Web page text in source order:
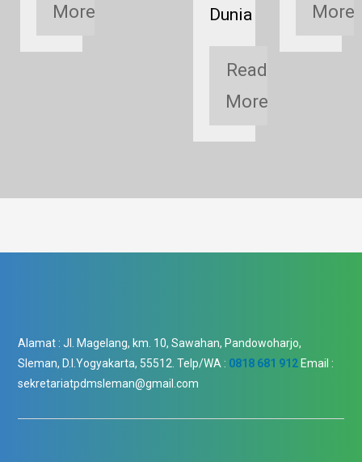
More
Dunia
Read
More
More
Alamat :Jl. Magelang, km. 10, Sawahan, Pandowoharjo,
Sleman, D.I.Yogyakarta, 55512. Telp/WA : 0818 681 912 Email :
sekretariatpdmsleman@gmail.com